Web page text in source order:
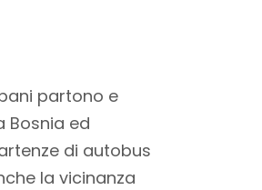
partono e
Bosnia ed
di autobus
la vicinanza